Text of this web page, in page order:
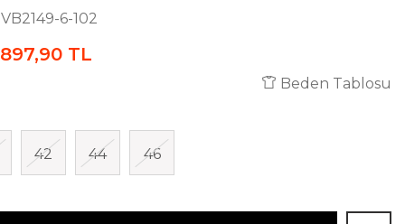
VB2149-6-102
897,90 TL
Beden Tablosu
42 44 46